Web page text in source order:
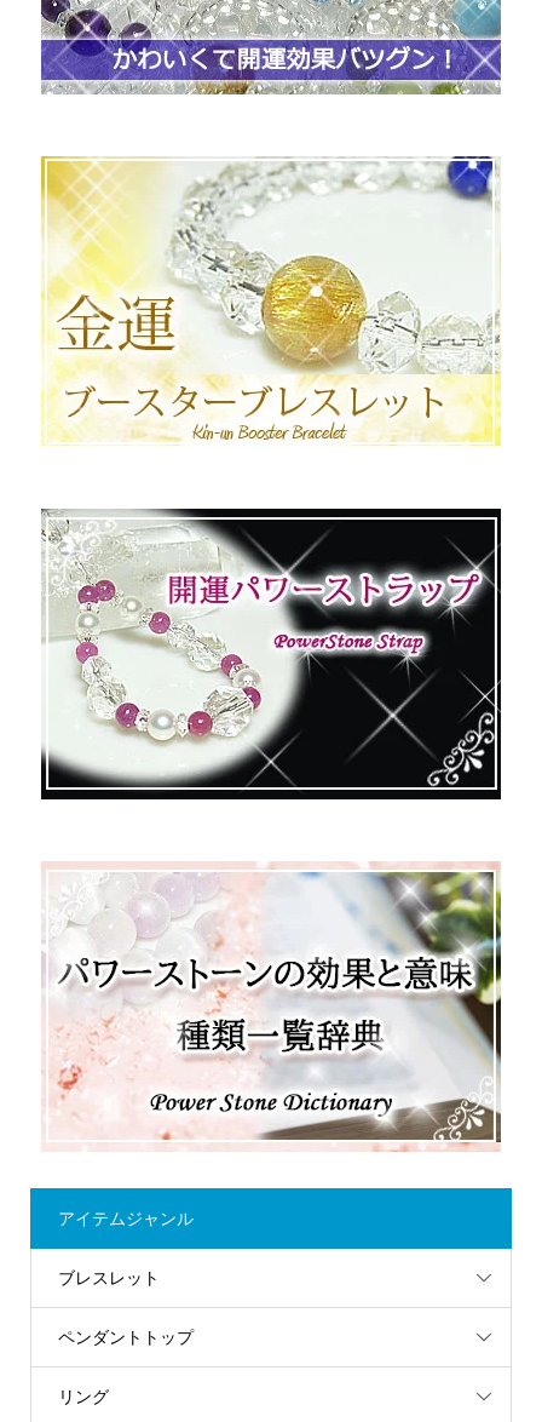
アイテムジャンル
ブレスレット
ペンダントトップ
リング